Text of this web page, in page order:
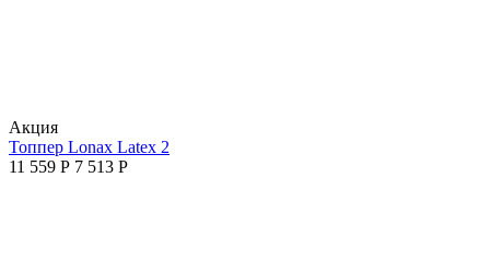
Aкция
Топпер Lonax Latex 2
11 559 Р 7 513 Р